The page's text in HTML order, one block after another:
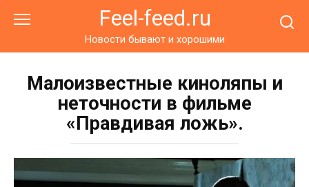
Feel-feed.ru
Новости бывают и хорошими
Малоизвестные киноляпы и
неточности в фильме
«Правдивая ложь».